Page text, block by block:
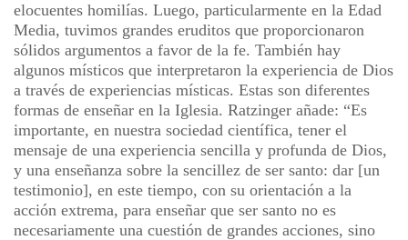
elocuentes homilías. Luego, particularmente en la Edad
Media, tuvimos grandes eruditos que proporcionaron
sólidos argumentos a favor de la fe. También hay
algunos místicos que interpretaron la experiencia de Dios
a través de experiencias místicas. Estas son diferentes
formas de enseñar en la Iglesia. Ratzinger añade: “Es
importante, en nuestra sociedad científica, tener el
mensaje de una experiencia sencilla y profunda de Dios,
y una enseñanza sobre la sencillez de ser santo: dar [un
testimonio], en este tiempo, con su orientación a la
acción extrema, para enseñar que ser santo no es
necesariamente una cuestión de grandes acciones, sino